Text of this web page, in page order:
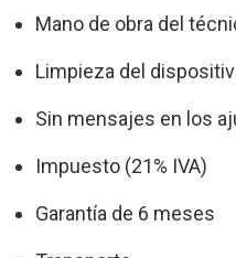
Mano de obra del
Limpieza del
Sin mensajes en los
Impuesto (21% IVA)
Garantía de 6 meses